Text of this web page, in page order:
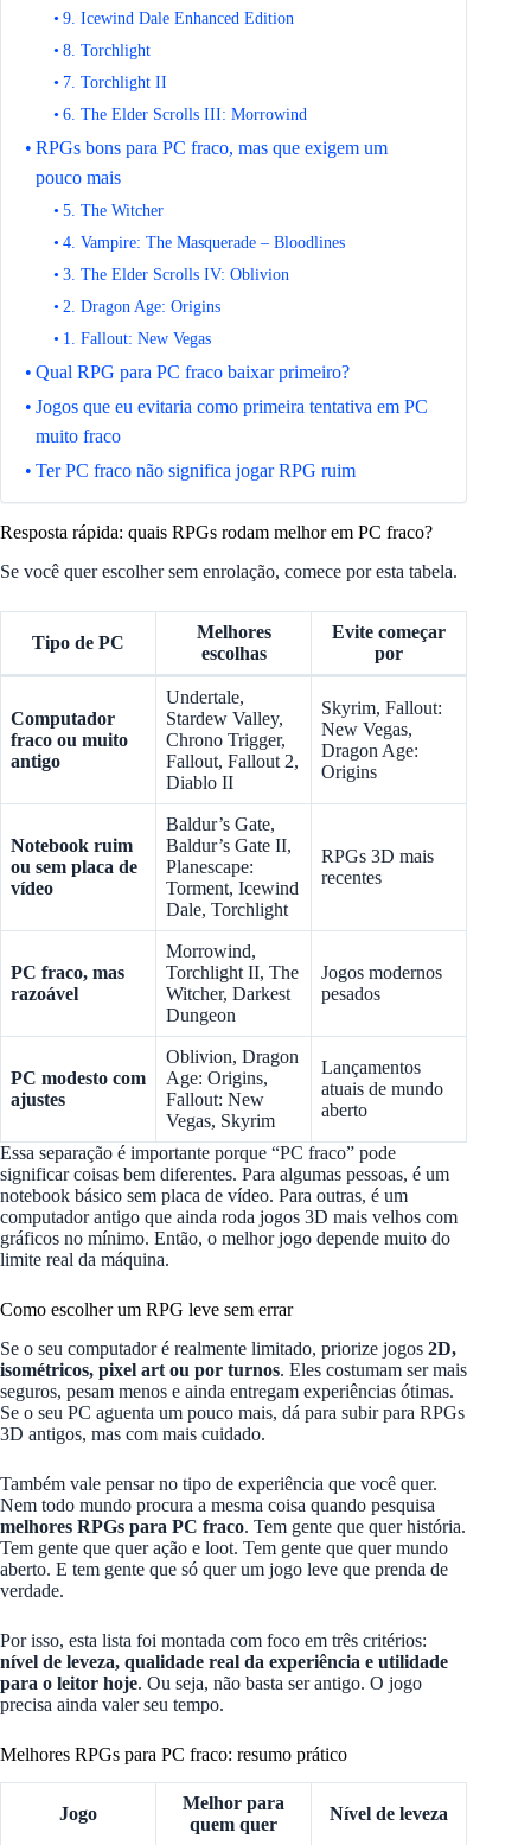
9. Icewind Dale Enhanced Edition
8. Torchlight
7. Torchlight II
6. The Elder Scrolls III: Morrowind
RPGs bons para PC fraco, mas que exigem um
pouco mais
5. The Witcher
4. Vampire: The Masquerade – Bloodlines
3. The Elder Scrolls IV: Oblivion
2. Dragon Age: Origins
1. Fallout: New Vegas
Qual RPG para PC fraco baixar primeiro?
Jogos que eu evitaria como primeira tentativa em PC
muito fraco
Ter PC fraco não significa jogar RPG ruim
Resposta rápida: quais RPGs rodam melhor em PC fraco?
Se você quer escolher sem enrolação, comece por esta tabela.
Tipo de PC
Melhores
escolhas
Evite começar
por
Computador
fraco ou muito
antigo
Undertale,
Stardew Valley,
Chrono Trigger,
Fallout, Fallout 2,
Diablo II
Skyrim, Fallout:
New Vegas,
Dragon Age:
Origins
Notebook ruim
ou sem placa de
vídeo
Baldur’s Gate,
Baldur’s Gate II,
Planescape:
Torment, Icewind
Dale, Torchlight
RPGs 3D mais
recentes
PC fraco, mas
razoável
Morrowind,
Torchlight II, The
Witcher, Darkest
Dungeon
Jogos modernos
pesados
PC modesto com
ajustes
Oblivion, Dragon
Age: Origins,
Fallout: New
Vegas, Skyrim
Lançamentos
atuais de mundo
aberto
Essa separação é importante porque “PC fraco” pode
significar coisas bem diferentes. Para algumas pessoas, é um
notebook básico sem placa de vídeo. Para outras, é um
computador antigo que ainda roda jogos 3D mais velhos com
gráficos no mínimo. Então, o melhor jogo depende muito do
limite real da máquina.
Como escolher um RPG leve sem errar
Se o seu computador é realmente limitado, priorize jogos 2D,
isométricos, pixel art ou por turnos. Eles costumam ser mais
seguros, pesam menos e ainda entregam experiências ótimas.
Se o seu PC aguenta um pouco mais, dá para subir para RPGs
3D antigos, mas com mais cuidado.
Também vale pensar no tipo de experiência que você quer.
Nem todo mundo procura a mesma coisa quando pesquisa
melhores RPGs para PC fraco. Tem gente que quer história.
Tem gente que quer ação e loot. Tem gente que quer mundo
aberto. E tem gente que só quer um jogo leve que prenda de
verdade.
Por isso, esta lista foi montada com foco em três critérios:
nível de leveza, qualidade real da experiência e utilidade
para o leitor hoje. Ou seja, não basta ser antigo. O jogo
precisa ainda valer seu tempo.
Melhores RPGs para PC fraco: resumo prático
Jogo
Melhor para
quem quer
Nível de leveza